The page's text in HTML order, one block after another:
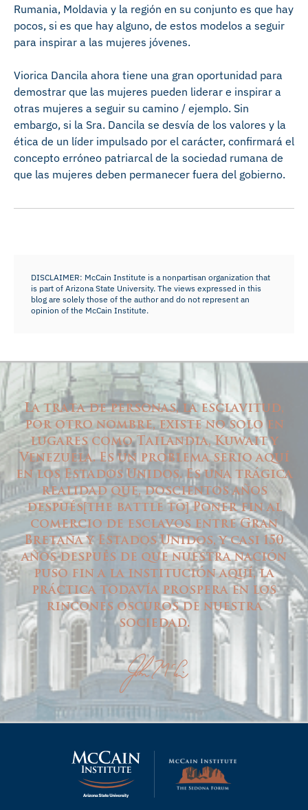
Rumania, Moldavia y la región en su conjunto es que hay
pocos, si es que hay alguno, de estos modelos a seguir
para inspirar a las mujeres jóvenes.
Viorica Dancila ahora tiene una gran oportunidad para
demostrar que las mujeres pueden liderar e inspirar a
otras mujeres a seguir su camino / ejemplo. Sin
embargo, si la Sra. Dancila se desvía de los valores y la
ética de un líder impulsado por el carácter, confirmará el
concepto erróneo patriarcal de la sociedad rumana de
que las mujeres deben permanecer fuera del gobierno.
DISCLAIMER: McCain Institute is a nonpartisan organization that
is part of Arizona State University. The views expressed in this
blog are solely those of the author and do not represent an
opinion of the McCain Institute.
La trata de personas, la esclavitud,
por otro nombre, existe no solo en
lugares como Tailandia, Kuwait y
Venezuela. Es un problema serio aquí
en los Estados Unidos. Es una trágica
realidad que, doscientos años
después[the battle to]Poner fin al
comercio de esclavos entre Gran
Bretaña y Estados Unidos, y casi 150
años después de que nuestra nación
puso fin a la institución aquí, la
práctica todavía prospera en los
rincones oscuros de nuestra
sociedad.